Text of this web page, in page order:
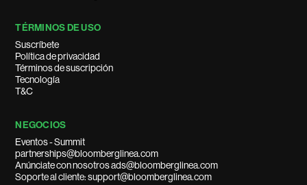
TÉRMINOS DE USO
Suscríbete
Política de privacidad
Términos de suscripción
Tecnología
T&C
NEGOCIOS
Eventos - Summit
partnerships@bloomberglinea.com
Anúnciate con nosotros ads@bloomberglinea.com
Soporte al cliente: support@bloomberglinea.com